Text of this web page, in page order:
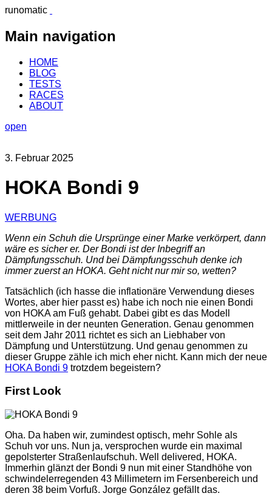
runomatic
Main navigation
HOME
BLOG
TESTS
RACES
ABOUT
open
3. Februar 2025
HOKA Bondi 9
WERBUNG
Wenn ein Schuh die Ursprünge einer Marke verkörpert, dann
wäre es sicher er. Der Bondi ist der Inbegriff an
Dämpfungsschuh. Und bei Dämpfungsschuh denke ich
immer zuerst an HOKA. Geht nicht nur mir so, wetten?
Tatsächlich (ich hasse die inflationäre Verwendung dieses
Wortes, aber hier passt es) habe ich noch nie einen Bondi
von HOKA am Fuß gehabt. Dabei gibt es das Modell
mittlerweile in der neunten Generation. Genau genommen
seit dem Jahr 2011 richtet es sich an Liebhaber von
Dämpfung und Unterstützung. Und genau genommen zu
dieser Gruppe zähle ich mich eher nicht. Kann mich der neue
HOKA Bondi 9 trotzdem begeistern?
First Look
Oha. Da haben wir, zumindest optisch, mehr Sohle als
Schuh vor uns. Nun ja, versprochen wurde ein maximal
gepolsterter Straßenlaufschuh. Well delivered, HOKA.
Immerhin glänzt der Bondi 9 nun mit einer Standhöhe von
schwindelerregenden 43 Millimetern im Fersenbereich und
deren 38 beim Vorfuß. Jorge González gefällt das.